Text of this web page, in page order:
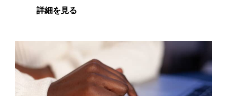
詳細を見る